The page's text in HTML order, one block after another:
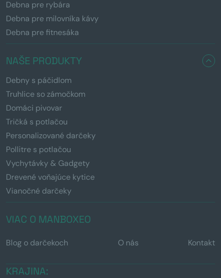
Debna pre rybára
Debna pre milovníka kávy
Debna pre fitnesáka
NAŠE PRODUKTY
Debny s páčidlom
Truhlice so zámočkom
Domáci pivovar
Tričká s potlačou
Personalizované darčeky
Pollitre s potlačou
Vychytávky & Gadgety
Drevené voňajúce kytice
Vianočné darčeky
VIAC O MANBOXEO
Blog o darčekoch O nás Kontakt
KRAJINA: